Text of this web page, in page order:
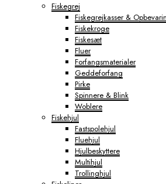
Fiskegrej
Fiskegrejkasser &
Fiskekroge
Fiskesæt
Fluer
Forfangsmaterialer
Geddeforfang
Pirke
Spinnere & Blink
Woblere
Fiskehjul
Fastspolehjul
Fluehjul
Hjulbeskyttere
Multihjul
Trollinghjul